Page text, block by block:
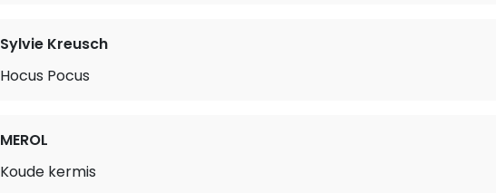
Sylvie Kreusch
Hocus Pocus
MEROL
Koude kermis